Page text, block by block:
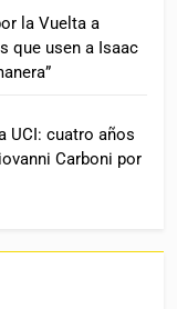
la Vuelta a
que usen a Isaac
UCI: cuatro años
Carboni por